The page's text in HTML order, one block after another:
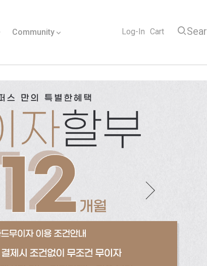
Community Log-In Cart